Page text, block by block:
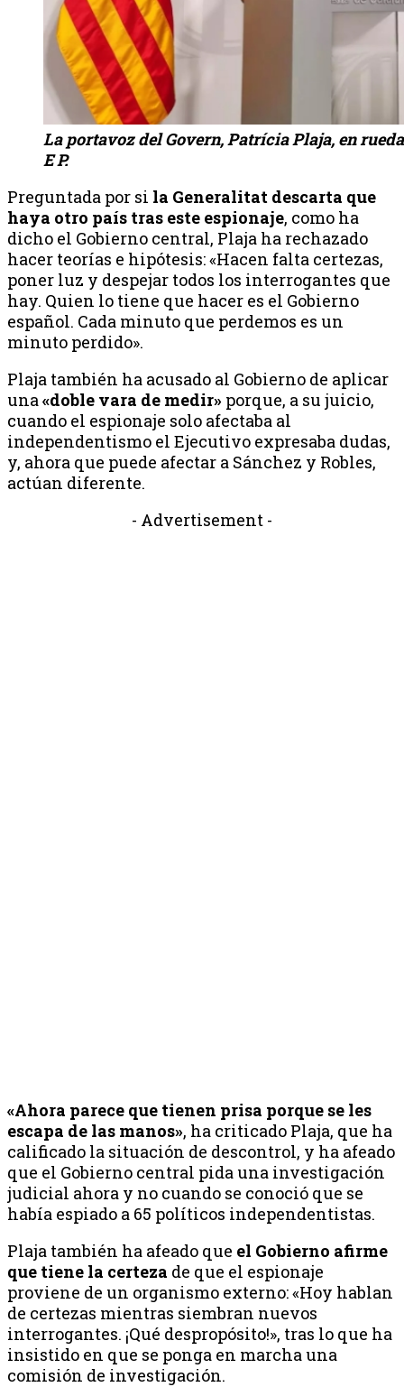
La portavoz del Govern, Patrícia Plaja, en
E P.
Preguntada por si la Generalitat descarta que
haya otro país tras este espionaje, como ha
dicho el Gobierno central, Plaja ha rechazado
hacer teorías e hipótesis: «Hacen falta certezas,
poner luz y despejar todos los interrogantes que
hay. Quien lo tiene que hacer es el Gobierno
español. Cada minuto que perdemos es un
minuto perdido».
Plaja también ha acusado al Gobierno de aplicar
una«doble vara de medir» porque, a su juicio,
cuando el espionaje solo afectaba al
independentismo el Ejecutivo expresaba dudas,
y, ahora que puede afectar a Sánchez y Robles,
actúan diferente.
- Advertisement -
«Ahora parece que tienen prisa porque se les
escapa de las manos», ha criticado Plaja, que ha
calificado la situación de descontrol, y ha afeado
que el Gobierno central pida una investigación
judicial ahora y no cuando se conoció que se
había espiado a 65 políticos independentistas.
Plaja también ha afeado que el Gobierno afirme
que tiene la certeza de que el espionaje
proviene de un organismo externo: «Hoy hablan
de certezas mientras siembran nuevos
interrogantes. ¡Qué despropósito!», tras lo que ha
insistido en que se ponga en marcha una
comisión de investigación.